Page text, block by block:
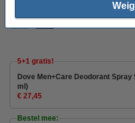
4 € 5,49
5+1 gratis!
Dove Men+Care Deodorant
ml)
€ 27,45
Bestel mee: